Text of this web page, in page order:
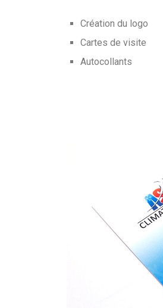
Création du logo
Cartes de visite
Autocollants